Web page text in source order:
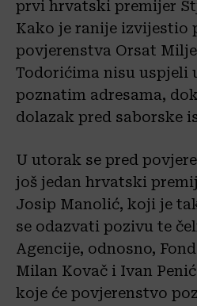
prvi hrvatski premijer
Kako je ranije izvijestio
povjerenstva Orsat
Todorićima nisu uspjeli
poznatim adresama,
dolazak pred saborske
U utorak se pred
još jedan hrvatski
Josip Manolić, koji je
se odazvati pozivu te
Agencije, odnosno,
Milan Kovač i Ivan
koje će povjerenstvo